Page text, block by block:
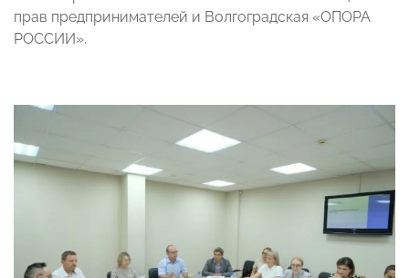
прав предпринимателей и Волгоградская «ОПОРА
РОССИИ».